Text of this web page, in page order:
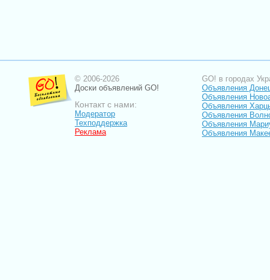
© 2006-2026
Доски объявлений GO!
Контакт с нами:
Модератор
Техподдержка
Реклама
GO! в городах
Объявления
Объявления
Объявления
Объявления
Объявления
Объявления